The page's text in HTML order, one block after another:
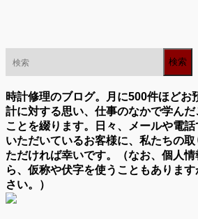
時計修理のブログ。月に500件ほどお
計に対する思い、仕事のなかで学ん
ことを綴ります。日々、メールや電
いただいているお客様に、私たちの
ただければ幸いです。（なお、個人
ら、仮称や伏字を使うこともありま
さい。）